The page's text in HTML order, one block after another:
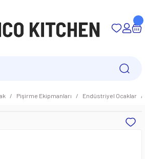
Pişirme Ekipmanları Endüstriyel Ocaklar